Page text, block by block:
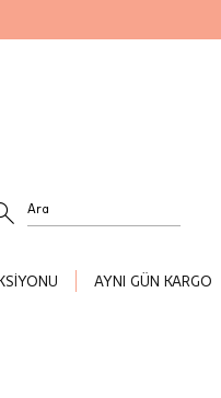
AYNI GÜN KARGO